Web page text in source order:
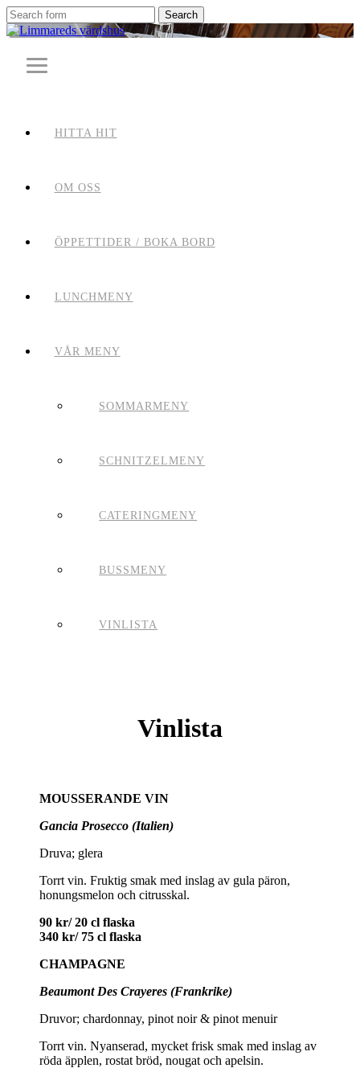
Search
for:
HITTA HIT
OM OSS
ÖPPETTIDER / BOKA BORD
LUNCHMENY
VÅR MENY
SOMMARMENY
SCHNITZELMENY
CATERINGMENY
BUSSMENY
VINLISTA
Vinlista
MOUSSERANDE VIN
Gancia Prosecco (Italien)
Druva; glera
Torrt vin. Fruktig smak med inslag av gula päron,
honungsmelon och citrusskal.
90 kr/ 20 cl flaska
340 kr/ 75 cl flaska
CHAMPAGNE
Beaumont Des Crayeres (Frankrike)
Druvor; chardonnay, pinot noir & pinot menuir
Torrt vin. Nyanserad, mycket frisk smak med inslag av
röda äpplen, rostat bröd, nougat och apelsin.